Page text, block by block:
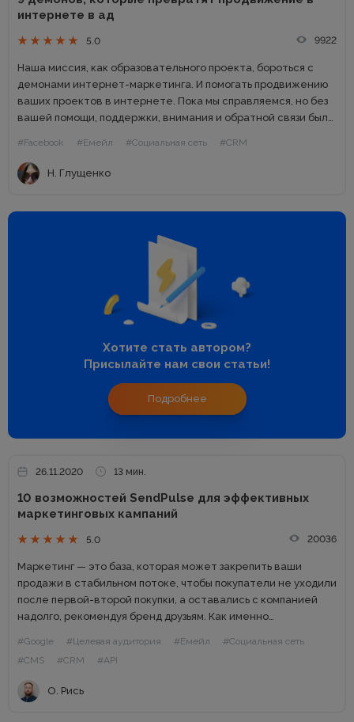
интернете в ад
5.0 9922
Наша миссия, как образовательного проекта, бороться с
демонами интернет-маркетинга. И помогать продвижению
ваших проектов в интернете. Пока мы справляемся, но без
вашей помощи, поддержки, внимания и обратной связи было
#Facebook #Емейл #Социальная сеть #CRM
Н. Глущенко
Хотите стать автором?
Присылайте нам свои статьи!
Подробнее
26.11.2020 13 мин.
10 возможностей SendPulse для эффективных
маркетинговых кампаний
5.0 20036
Маркетинг — это база, которая может закрепить ваши
продажи в стабильном потоке, чтобы покупатели не уходили
после первой-второй покупки, а оставались с компанией
надолго, рекомендуя бренд друзьям. Как именно
много инструментов для вашего маркетинга,...
#Google #Целевая аудитория #Емейл
#Социальная сеть
#CMS
#CRM #API
О. Рись